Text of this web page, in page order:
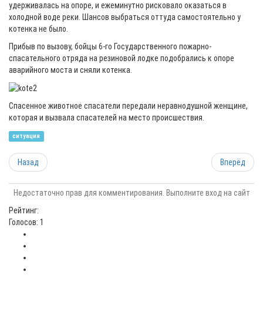
удерживалась на опоре, и ежеминутно рисковало оказаться в
холодной воде реки. Шансов выбраться оттуда самостоятельно у
котенка не было.
Прибыв по вызову, бойцы 6-го Государственного пожарно-
спасательного отряда на резиновой лодке подобрались к опоре
аварийного моста и сняли котенка.
Спасенное животное спасатели передали неравнодушной женщине,
которая и вызвала спасателей на место происшествия.
ситуация
Назад Вперёд
Недостаточно прав для комментирования. Выполните вход на сайт
Рейтинг:
Голосов: 1